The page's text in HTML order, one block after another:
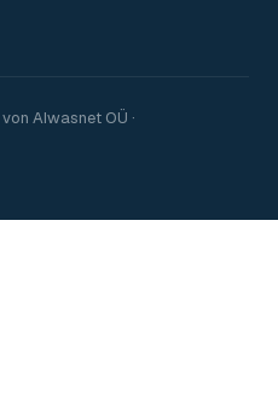
von AIwasnet OÜ ·